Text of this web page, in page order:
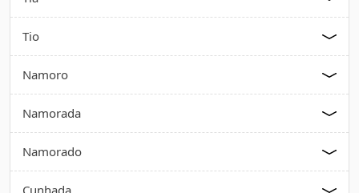
Tio
Namoro
Namorada
Namorado